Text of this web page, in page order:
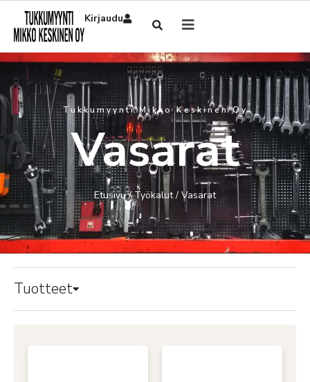
Kirjaudu
Tukkumyynti Mikko Keskinen Oy
Vasarat
Etusivu/Työkalut/ Vasarat
Tuotteet